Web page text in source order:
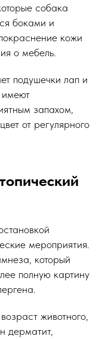
собака
боками и
кожи
о мебель.
подушечки лап и
имеют
запахом,
от регулярного
мероприятия.
который
полную картину
животного,
дерматит,